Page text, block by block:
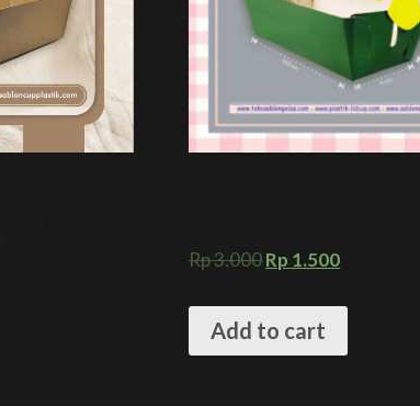
Rp3.000Rp 1.500
Add to cart